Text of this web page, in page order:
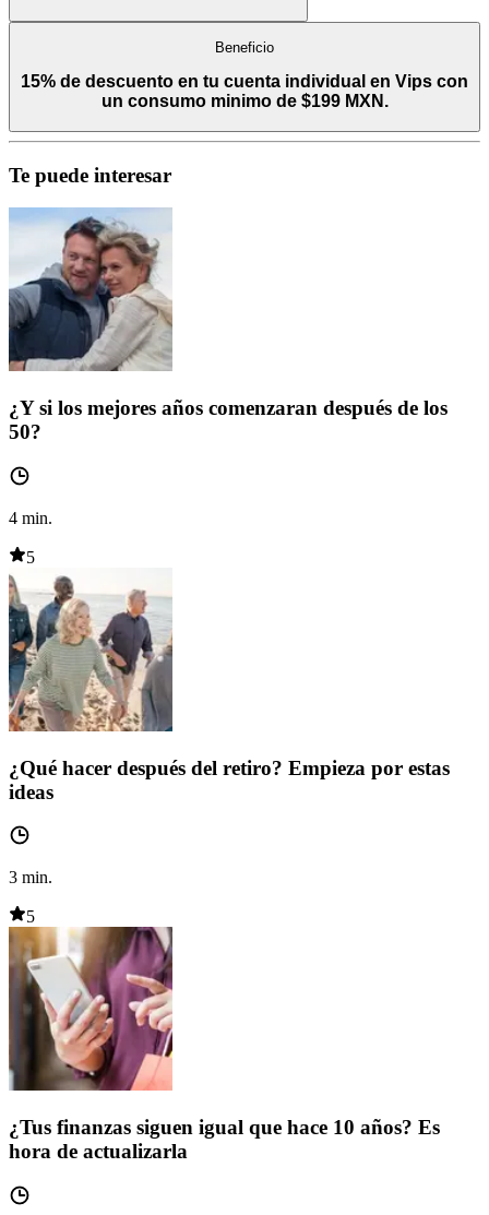
Beneficio
15% de descuento en tu cuenta individual en Vips con
un consumo minimo de $199 MXN.
Te puede interesar
¿Y si los mejores años comenzaran después de los
50?
4 min.
5
¿Qué hacer después del retiro? Empieza por estas
ideas
3 min.
5
¿Tus finanzas siguen igual que hace 10 años? Es
hora de actualizarla